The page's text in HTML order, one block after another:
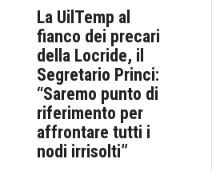
La UilTemp al
fianco dei precari
della Locride, il
Segretario Princi:
“Saremo punto di
riferimento per
affrontare tutti i
nodi irrisolti”